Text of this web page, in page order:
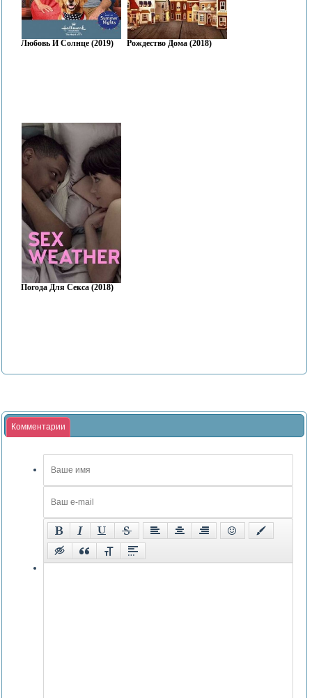
Любовь И Солнце (2019) Рождество Дома (2018)
Погода Для Секса (2018)
Комментарии